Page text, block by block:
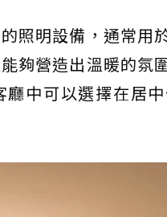
照明設備，通常用
夠營造出溫暖的氛
中可以選擇在居